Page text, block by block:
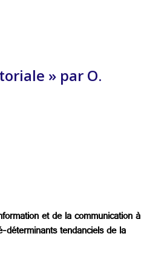
» par O.
et de la communication à
déterminants tendanciels de la